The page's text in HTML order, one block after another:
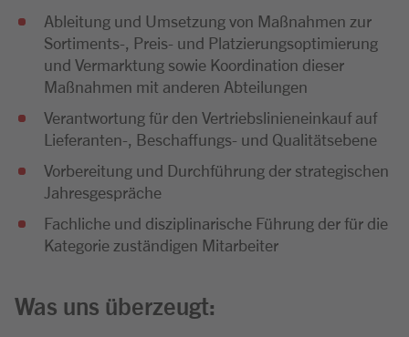
Ableitung und Umsetzung von Maßnahmen zur
Sortiments-, Preis- und Platzierungsoptimierung
und Vermarktung sowie Koordination dieser
Maßnahmen mit anderen Abteilungen
Verantwortung für den Vertriebslinieneinkauf auf
Lieferanten-, Beschaffungs- und Qualitätsebene
Vorbereitung und Durchführung der strategischen
Jahresgespräche
Fachliche und disziplinarische Führung der für die
Kategorie zuständigen Mitarbeiter
Was uns überzeugt: